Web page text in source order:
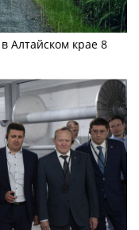
Алтайском крае 8